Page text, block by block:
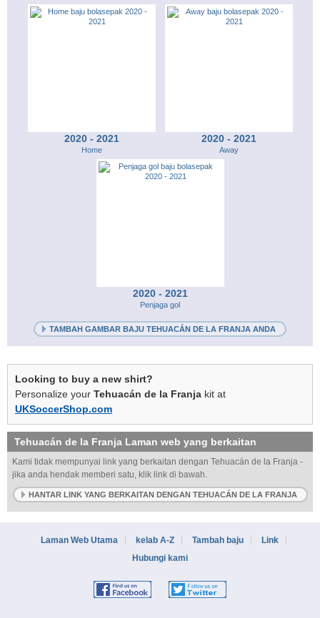
2020 - 2021
Home
2020 - 2021
Away
2020 - 2021
Penjaga gol
TAMBAH GAMBAR BAJU TEHUACÁN DE LA FRANJA ANDA
Looking to buy a new shirt?
Personalize your Tehuacán de la Franja kit at
UKSoccerShop.com
Tehuacán de la Franja Laman web yang berkaitan
Kami tidak mempunyai link yang berkaitan dengan Tehuacán de la Franja -
jika anda hendak memberi satu, klik link di bawah.
HANTAR LINK YANG BERKAITAN DENGAN TEHUACÁN DE LA FRANJA
Laman Web Utama kelab A-Z Tambah baju
Link
Hubungi kami